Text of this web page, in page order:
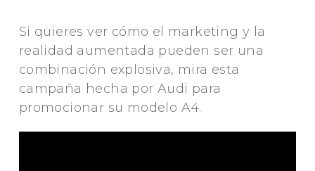
Si quieres ver cómo el marketing y la
realidad aumentada pueden ser una
combinación explosiva, mira esta
campaña hecha por Audi para
promocionar su modelo A4.